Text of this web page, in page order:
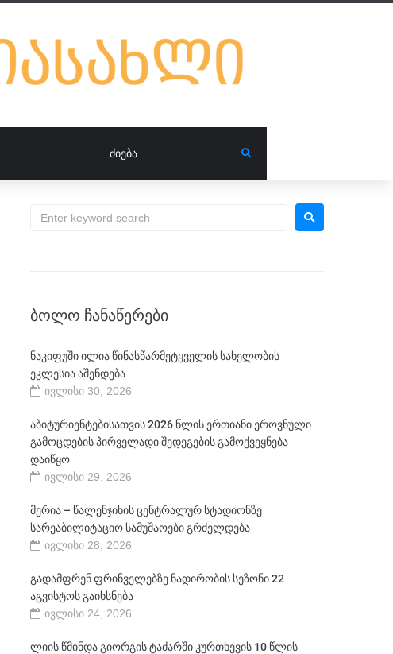
ᲑᲝᲚᲝ ᲩᲐᲜᲐᲬᲔᲠᲔᲑᲘ
ნაკიფუში ილია წინასწარმეტყველის სახელობის
ეკლესია აშენდება
ივლისი 30, 2026
აბიტურიენტებისათვის 2026 წლის ერთიანი ეროვნული
გამოცდების პირველადი შედეგების გამოქვეყნება
დაიწყო
ივლისი 29, 2026
მერია – წალენჯიხის ცენტრალურ სტადიონზე
სარეაბილიტაციო სამუშაოები გრძელდება
ივლისი 28, 2026
გადამფრენ ფრინველებზე ნადირობის სეზონი 22
აგვისტოს გაიხსნება
ივლისი 24, 2026
ლიის წმინდა გიორგის ტაძარში კურთხევის 10 წლის